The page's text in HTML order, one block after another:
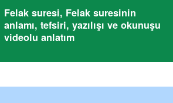
Felak suresi, Felak suresinin
anlamı, tefsiri, yazılışı ve okunuşu
videolu anlatım